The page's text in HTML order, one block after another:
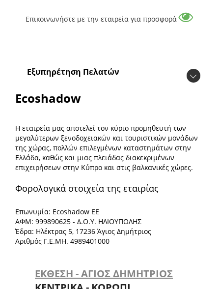
Επικοινωνήστε με την εταιρεία για προσφορά
Εξυπηρέτηση Πελατών
Ecoshadow
Η εταιρεία μας αποτελεί τον κύριο προμηθευτή των
μεγαλύτερων ξενοδοχειακών και τουριστικών μονάδων
της χώρας, πολλών επιλεγμένων καταστημάτων στην
Ελλάδα, καθώς και μιας πλειάδας διακεκριμένων
επιχειρήσεων στην Κύπρο και στις βαλκανικές χώρες.
Φορολογικά στοιχεία της εταιρίας
Επωνυμία: Ecoshadow ΕΕ
ΑΦΜ: 999890625 - Δ.Ο.Υ. ΗΛΙΟΥΠΟΛΗΣ
Έδρα: Ηλέκτρας 5, 17236 Άγιος Δημήτριος
Αριθμός Γ.Ε.ΜΗ. 4989401000
ΕΚΘΕΣΗ - ΑΓΙΟΣ ΔΗΜΗΤΡΙΟΣ